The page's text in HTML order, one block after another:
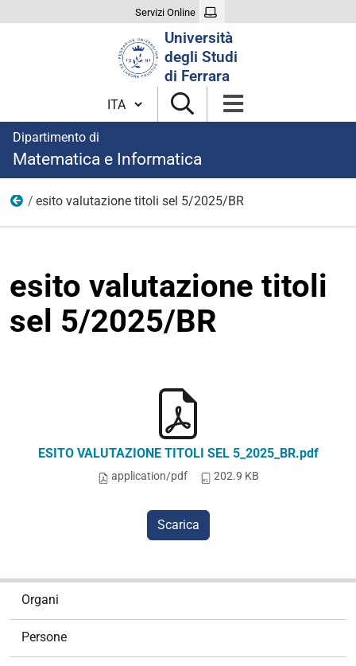
Servizi Online
Università
degli Studi
di Ferrara
Cambia lingua
Dipartimento di
Matematica e Informatica
2025
esito valutazione titoli sel 5/2025/BR
esito valutazione titoli
sel 5/2025/BR
ESITO VALUTAZIONE TITOLI SEL 5_2025_BR.pdf
application/pdf 202.9 KB
Scarica
Organi
Persone